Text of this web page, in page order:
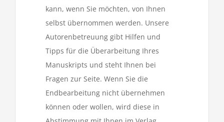
kann, wenn Sie möchten, von Ihnen
selbst übernommen werden. Unsere
Autorenbetreuung gibt Hilfen und
Tipps für die Überarbeitung Ihres
Manuskripts und steht Ihnen bei
Fragen zur Seite. Wenn Sie die
Endbearbeitung nicht übernehmen
können oder wollen, wird diese in